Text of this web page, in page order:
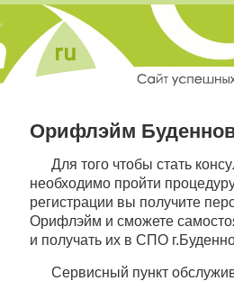
Орифлэйм
Для того чтобы стать
необходимо пройти
регистрации вы получите
Орифлэйм и сможете
и получать их в СПО
Сервисный пункт